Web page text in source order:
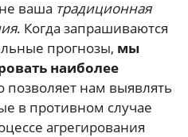
ваша традиционная
. Когда запрашиваются
прогнозы, мы
наиболее
позволяет нам выявлять
в противном случае
агрегирования